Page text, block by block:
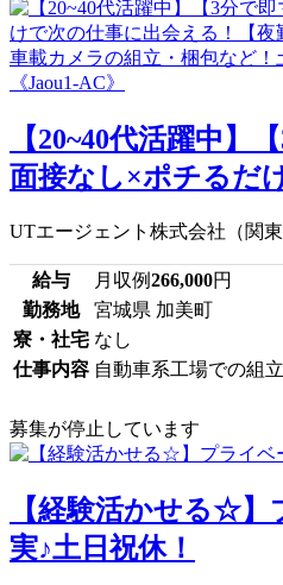
【20~40代活躍中】
面接なし×ポチるだ
UTエージェント株式会社（関東
給与 月収例266,000円
勤務地
宮城県 加美町
寮・社宅 なし
仕事内容 自動車系工場での組
募集が停止しています
【経験活かせる☆
実♪土日祝休！